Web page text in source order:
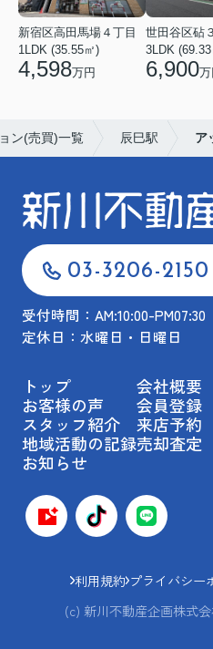
新宿区高田馬場４丁目
1LDK (35.55㎡)
4,598万円
世田谷区砧
3LDK
6,900万
ン(売買)一覧 辰巳駅 ア
03-3206-2150
受付時間：AM:10:00-PM07:30
定休日：水曜日・日曜日
トップ
お客様の声
スタッフ紹介
地域活動の記録
お知らせ
会社概要
会員登録
来店予約
売却査定
利用規約 プライバシー
(c) 新川不動産企画株式